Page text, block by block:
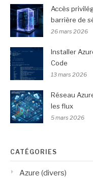
Accès
barrière de
26 mars 2026
Installer
Code
13 mars 2026
Réseau
les flux
5 mars 2026
CATÉGORIES
Azure (divers)